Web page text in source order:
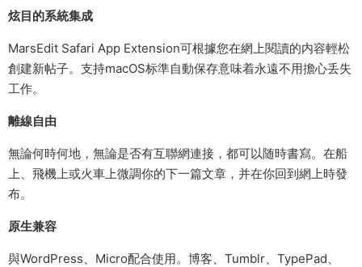
炫目的系統集成
MarsEdit Safari App Extension可根據您在網上閱讀的内容輕松
創建新帖子。支持macOS标準自動保存意味着永遠不用擔心丢失
工作。
離線自由
無論何時何地，無論是否有互聯網連接，都可以随時書寫。在船
上、飛機上或火車上微調你的下一篇文章，并在你回到網上時發
布。
原生兼容
與WordPress、Micro配合使用。博客、Tumblr、TypePad、